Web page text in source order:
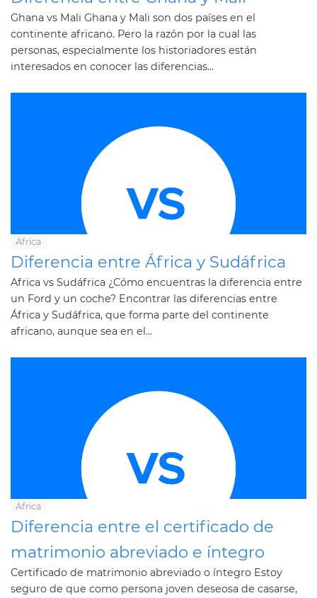
Ghana vs Mali Ghana y Mali son dos países en el
continente africano. Pero la razón por la cual las
personas, especialmente los historiadores están
interesados ​​en conocer las diferencias...
África
Diferencia entre África y Sudáfrica
Africa vs Sudáfrica ¿Cómo encuentras la diferencia entre
un Ford y un coche? Encontrar las diferencias entre
África y Sudáfrica, que forma parte del continente
africano, aunque sea en el...
África
Diferencia entre el certificado de
matrimonio abreviado e íntegro
Certificado de matrimonio abreviado o íntegro Estoy
seguro de que como persona joven deseosa de casarse,